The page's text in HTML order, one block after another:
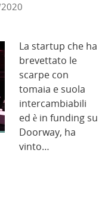
La startup che ha
brevettato le
scarpe con
tomaia e suola
intercambiabili
ed è in funding su
Doorway, ha
vinto…